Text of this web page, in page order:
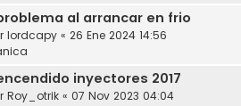
al arrancar en frio
lordcapy « 26 Ene 2024 14:56
inyectores 2017
Roy_otrik « 07 Nov 2023 04:04